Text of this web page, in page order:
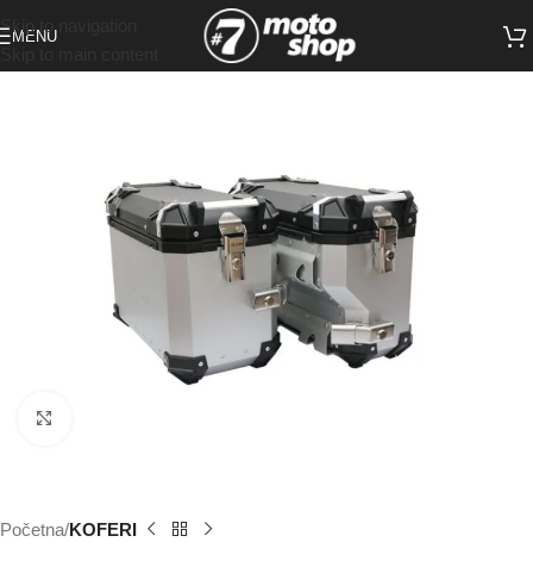
Skip to navigation
MENU
Početna KOFERI